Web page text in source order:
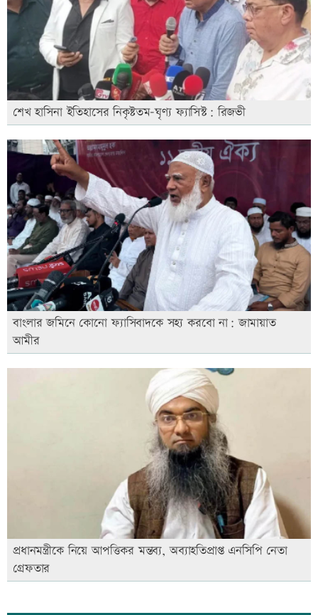
শেখ হাসিনা ইতিহাসের নিকৃষ্টতম-ঘৃণ্য ফ্যাসিস্ট: রিজভী
বাংলার জমিনে কোনো ফ্যাসিবাদকে সহ্য করবো না: জামায়াত
আমীর
প্রধানমন্ত্রীকে নিয়ে আপত্তিকর মন্তব্য, অব্যাহতিপ্রাপ্ত এনসিপি নেতা
গ্রেফতার